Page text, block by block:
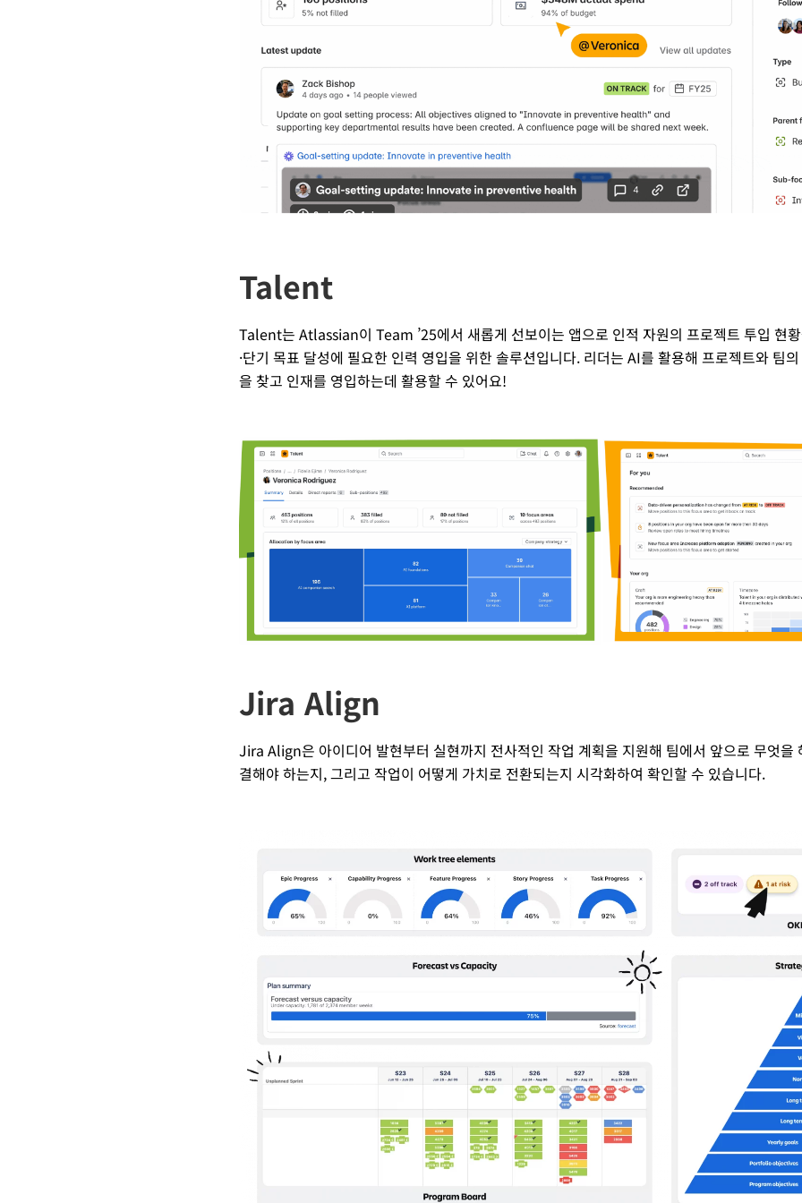
Talent
Talent는 Atlassian이 Team ’25에서 새롭게 선보이는 앱으로 인적 자원의 프로젝트 투입 현
·단기 목표 달성에 필요한 인력 영입을 위한 솔루션입니다. 리더는 AI를 활용해 프로젝트와 팀
을 찾고 인재를 영입하는데 활용할 수 있어요!
Jira Align
Jira Align은 아이디어 발현부터 실현까지 전사적인 작업 계획을 지원해 팀에서 앞으로 무엇을
결해야 하는지, 그리고 작업이 어떻게 가치로 전환되는지 시각화하여 확인할 수 있습니다.